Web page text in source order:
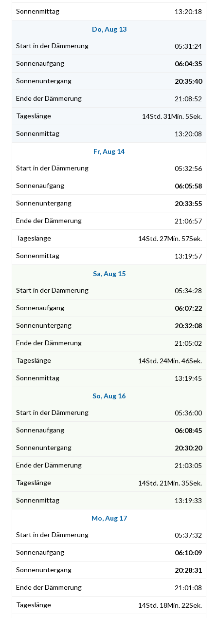
13:20:18
Do, Aug 13
05:31:24
06:04:35
20:35:40
21:08:52
14Std. 31Min. 5Sek.
13:20:08
Fr, Aug 14
05:32:56
06:05:58
20:33:55
21:06:57
14Std. 27Min. 57Sek.
13:19:57
Sa, Aug 15
05:34:28
06:07:22
20:32:08
21:05:02
14Std. 24Min. 46Sek.
13:19:45
So, Aug 16
05:36:00
06:08:45
20:30:20
21:03:05
14Std. 21Min. 35Sek.
13:19:33
Mo, Aug 17
05:37:32
06:10:09
20:28:31
21:01:08
14Std. 18Min. 22Sek.